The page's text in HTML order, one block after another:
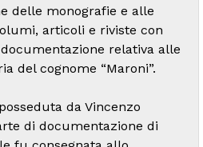
delle monografie e alle
articoli e riviste con
relativa alle
del cognome “Maroni”.
da Vincenzo
di documentazione di